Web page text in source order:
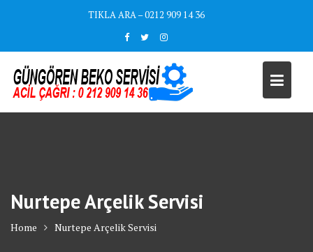
TIKLA ARA – 0212 909 14 36
Nurtepe Arçelik Servisi
Home Nurtepe Arçelik Servisi